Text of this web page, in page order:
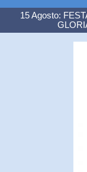
15 Agosto: